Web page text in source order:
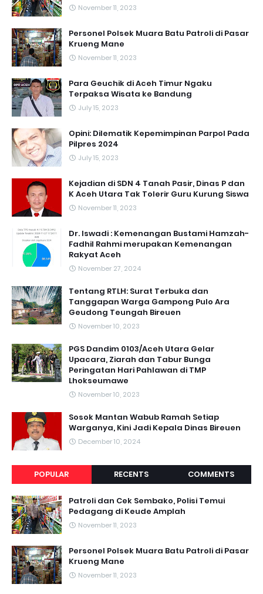
November 11, 2023
Personel Polsek Muara Batu Patroli di Pasar
Krueng Mane
November 11, 2023
Para Geuchik di Aceh Timur Ngaku
Terpaksa Wisata ke Bandung
July 15, 2023
Opini: Dilematik Kepemimpinan Parpol Pada
Pilpres 2024
July 15, 2023
Kejadian di SDN 4 Tanah Pasir, Dinas P dan
K Aceh Utara Tak Tolerir Guru Kurung Siswa
November 11, 2023
Dr. Iswadi : Kemenangan Bustami Hamzah-
Fadhil Rahmi merupakan Kemenangan
Rakyat Aceh
November 27, 2024
Tentang RTLH: Surat Terbuka dan
Tanggapan Warga Gampong Pulo Ara
Geudong Teungah Bireuen
November 10, 2023
PGS Dandim 0103/Aceh Utara Gelar
Upacara, Ziarah dan Tabur Bunga
Peringatan Hari Pahlawan di TMP
Lhokseumawe
November 10, 2023
Sosok Mantan Wabub Ramah Setiap
Warganya, Kini Jadi Kepala Dinas Bireuen
December 10, 2024
POPULAR RECENTS COMMENTS
Patroli dan Cek Sembako, Polisi Temui
Pedagang di Keude Amplah
November 11, 2023
Personel Polsek Muara Batu Patroli di Pasar
Krueng Mane
November 11, 2023